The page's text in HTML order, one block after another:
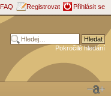
FAQ Registrovat Přihlásit se
Pokročilé hledání